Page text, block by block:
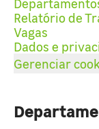
Relatório de
Vagas
Dados e
Gerenciar